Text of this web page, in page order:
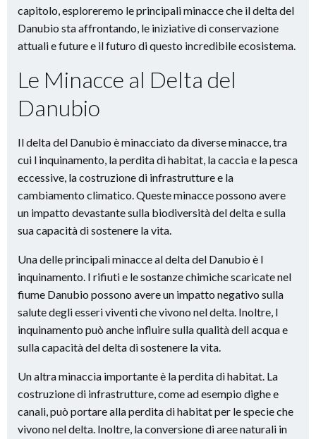
capitolo, esploreremo le principali minacce che il delta del
Danubio sta affrontando, le iniziative di conservazione
attuali e future e il futuro di questo incredibile ecosistema.
Le Minacce al Delta del
Danubio
Il delta del Danubio è minacciato da diverse minacce, tra
cui l inquinamento, la perdita di habitat, la caccia e la pesca
eccessive, la costruzione di infrastrutture e la
cambiamento climatico. Queste minacce possono avere
un impatto devastante sulla biodiversità del delta e sulla
sua capacità di sostenere la vita.
Una delle principali minacce al delta del Danubio è l
inquinamento. I rifiuti e le sostanze chimiche scaricate nel
fiume Danubio possono avere un impatto negativo sulla
salute degli esseri viventi che vivono nel delta. Inoltre, l
inquinamento può anche influire sulla qualità dell acqua e
sulla capacità del delta di sostenere la vita.
Un altra minaccia importante è la perdita di habitat. La
costruzione di infrastrutture, come ad esempio dighe e
canali, può portare alla perdita di habitat per le specie che
vivono nel delta. Inoltre, la conversione di aree naturali in